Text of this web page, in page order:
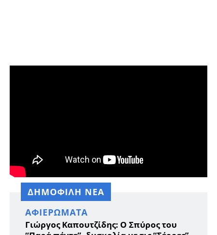
ΔΗΜΟΦΙΛΗ ΝΕΑ
ΑΦΙΕΡΏΜΑΤΑ
Γιώργος Καπουτζίδης: Ο Σπύρος του